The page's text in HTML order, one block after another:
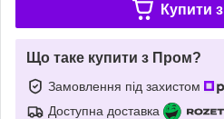
Купити з
Що таке купити з Пром?
Замовлення під захистом
Доступна доставка